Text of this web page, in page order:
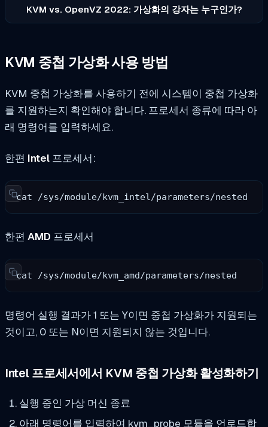
KVM vs. OpenVZ 2022: 가상화의 강자는 누구인가?
KVM 중첩 가상화 사용 방법
KVM 중첩 가상화를 사용하기 전에 시스템이 중첩 가상화
를 지원하는지 확인해야 합니다. 프로세서 종류에 따라 아
래 명령어를 입력하세요.
한편 Intel 프로세서:
cat /sys/module/kvm_intel/parameters/nested
한편 AMD 프로세서
cat /sys/module/kvm_amd/parameters/nested
명령어 실행 결과가 1 또는 Y이면 중첩 가상화가 지원되는
것이고, 0 또는 N이면 지원되지 않는 것입니다.
Intel 프로세서에서 KVM 중첩 가상화 활성화하기
실행 중인 가상 머신 종료
아래 명령어를 입력하여 kvm_probe 모듈을 언로드합